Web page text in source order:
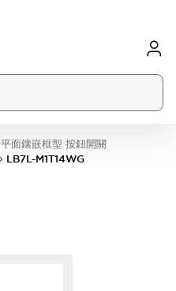
平面鑲嵌框型 按鈕開關
LB7L-M1T14WG